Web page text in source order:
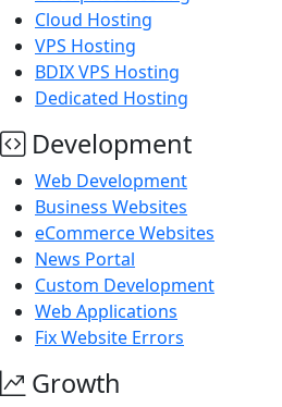
Cloud Hosting
VPS Hosting
BDIX VPS Hosting
Dedicated Hosting
Development
Web Development
Business Websites
eCommerce Websites
News Portal
Custom Development
Web Applications
Fix Website Errors
Growth